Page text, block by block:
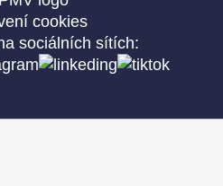
cookies
sociálních sítích: